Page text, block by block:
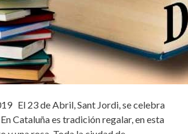
El 23 de Abril, Sant Jordi, se celebra
Cataluña es tradición regalar, en esta